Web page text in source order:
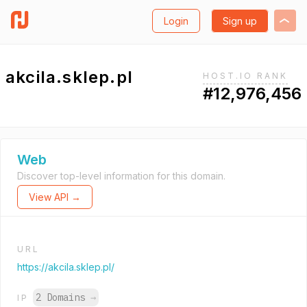
Login Sign up
akcila.sklep.pl HOST.IO RANK
#12,976,456
Web
Discover top-level information for this domain.
View API →
URL
https://akcila.sklep.pl/
IP 2 Domains →